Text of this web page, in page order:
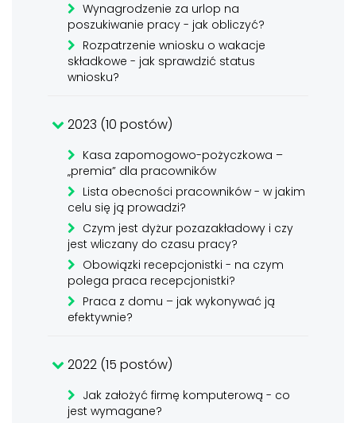
Wynagrodzenie za urlop na
poszukiwanie pracy - jak obliczyć?
Rozpatrzenie wniosku o wakacje
składkowe - jak sprawdzić status
wniosku?
2023 (10 postów)
Kasa zapomogowo-pożyczkowa –
„premia” dla pracowników
Lista obecności pracowników - w jakim
celu się ją prowadzi?
Czym jest dyżur pozazakładowy i czy
jest wliczany do czasu pracy?
Obowiązki recepcjonistki - na czym
polega praca recepcjonistki?
Praca z domu – jak wykonywać ją
efektywnie?
2022 (15 postów)
Jak założyć firmę komputerową - co
jest wymagane?